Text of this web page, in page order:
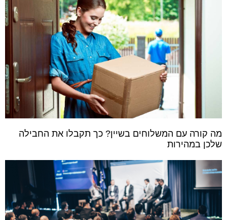
מה קורה עם המשלוחים בשיין? כך תקבלו את החבילה
שלכן במהירות